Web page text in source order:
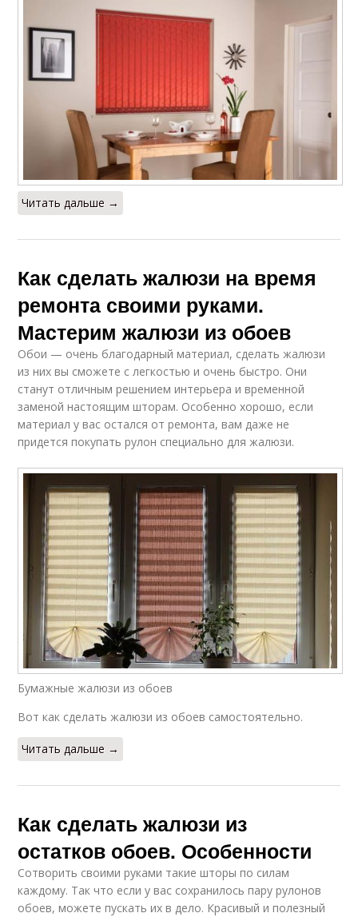
Читать дальше →
Как сделать жалюзи на время
ремонта своими руками.
Мастерим жалюзи из обоев
Обои — очень благодарный материал, сделать жалюзи
из них вы сможете с легкостью и очень быстро. Они
станут отличным решением интерьера и временной
заменой настоящим шторам. Особенно хорошо, если
материал у вас остался от ремонта, вам даже не
придется покупать рулон специально для жалюзи.
Бумажные жалюзи из обоев
Вот как сделать жалюзи из обоев самостоятельно.
Читать дальше →
Как сделать жалюзи из
остатков обоев. Особенности
Сотворить своими руками такие шторы по силам
каждому. Так что если у вас сохранилось пару рулонов
обоев, можете пускать их в дело. Красивый и полезный